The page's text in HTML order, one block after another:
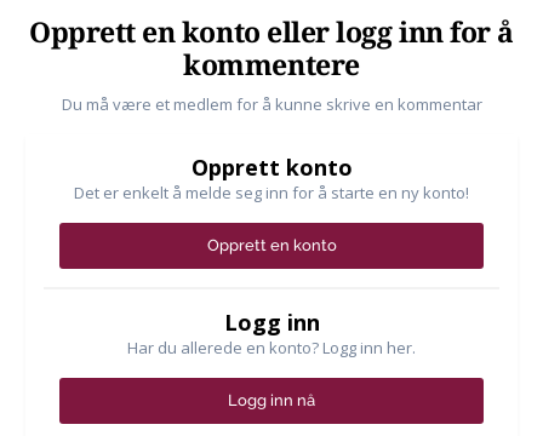
Opprett en konto eller logg inn for å
kommentere
Du må være et medlem for å kunne skrive en kommentar
Opprett konto
Det er enkelt å melde seg inn for å starte en ny konto!
Opprett en konto
Logg inn
Har du allerede en konto? Logg inn her.
Logg inn nå